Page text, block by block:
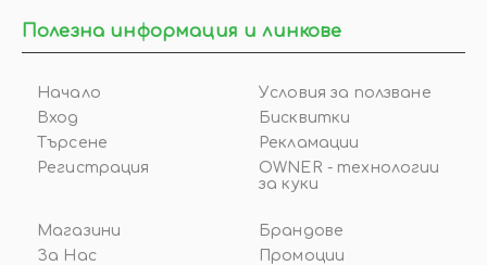
Полезна информация и линкове
Начало
Вход
Търсене
Регистрация
Условия за ползване
Бисквитки
Рекламации
OWNER - технологии
за куки
Магазини
За Нас
Брандове
Промоции